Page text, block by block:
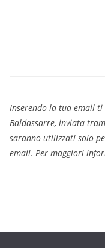
Inserendo la tua email
Baldassarre, inviata
saranno utilizzati solo
email. Per maggiori